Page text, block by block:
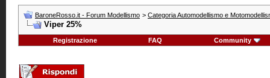
BaroneRosso.it - Forum Modellismo > Categoria Automodellismo e
Viper 25%
Registrazione FAQ Community